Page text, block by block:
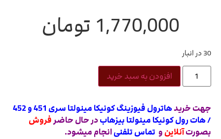
1,770,000 تومان
30 در انبار
افزودن به سبد خرید
جهت خرید
هاترول فیوزینگ کونیکا مینولتا سری 451 و 452
/ هات رول کونیکا مینولتا بیزهابدر حال حاضرفروش
بصورتآنلاین و تماس تلفنیانجام میشود.